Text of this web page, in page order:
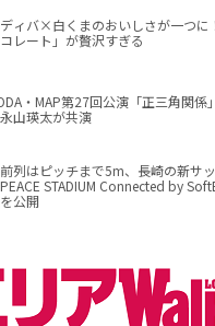
ィバ×白くまのおいしさが一つに
レート」が贅沢すぎる
・MAP第27回公演「正三角関
山瑛太が共演
列はピッチまで5m、長崎の新サ
PEACE STADIUM Connected by
公開